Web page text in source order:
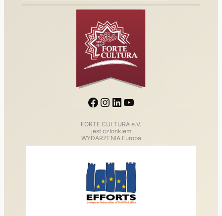
Facebook Instagram LinkedIn YouTube
FORTE CULTURA e.V.
jest członkiem
WYDARZENIA Europa